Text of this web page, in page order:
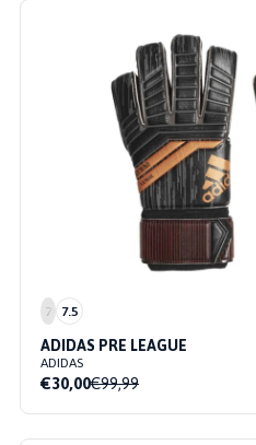
7 7.5
ADIDAS PRE LEAGUE
ADIDAS
€30,00€99,99